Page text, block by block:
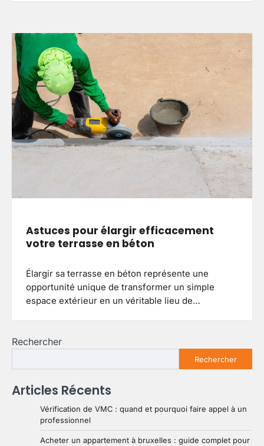
Astuces pour élargir efficacement
votre terrasse en béton
Élargir sa terrasse en béton représente une
opportunité unique de transformer un simple
espace extérieur en un véritable lieu de…
Rechercher
Rechercher
Articles Récents
Vérification de VMC : quand et pourquoi faire appel à un
professionnel
Acheter un appartement à bruxelles : guide complet pour